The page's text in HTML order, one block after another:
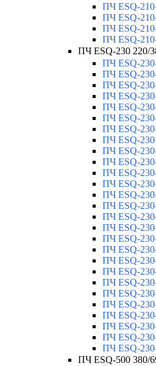
ПЧ ESQ-
ПЧ ESQ-
ПЧ ESQ-
ПЧ ESQ-
ПЧ ESQ-230 220/
ПЧ ESQ-
ПЧ ESQ-
ПЧ ESQ-
ПЧ ESQ-
ПЧ ESQ-
ПЧ ESQ-
ПЧ ESQ-
ПЧ ESQ-
ПЧ ESQ-
ПЧ ESQ-
ПЧ ESQ-
ПЧ ESQ-
ПЧ ESQ-
ПЧ ESQ-
ПЧ ESQ-
ПЧ ESQ-
ПЧ ESQ-
ПЧ ESQ-
ПЧ ESQ-
ПЧ ESQ-
ПЧ ESQ-
ПЧ ESQ-
ПЧ ESQ-
ПЧ ESQ-
ПЧ ESQ-
ПЧ ESQ-
ПЧ ESQ-
ПЧ ESQ-500 380/